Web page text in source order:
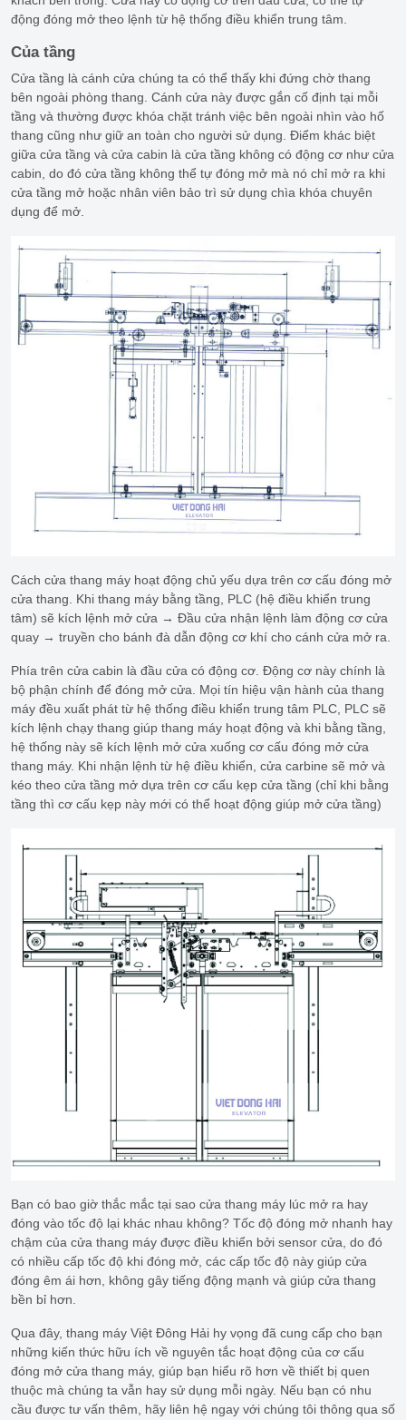
động đóng mở theo lệnh từ hệ thống điều khiển trung tâm.
Của tầng
Cửa tầng là cánh cửa chúng ta có thể thấy khi đứng chờ thang
bên ngoài phòng thang. Cánh cửa này được gắn cố định tại mỗi
tầng và thường được khóa chặt tránh việc bên ngoài nhìn vào hố
thang cũng như giữ an toàn cho người sử dụng. Điểm khác biệt
giữa cửa tầng và cửa cabin là cửa tầng không có động cơ như cửa
cabin, do đó cửa tầng không thể tự đóng mở mà nó chỉ mở ra khi
cửa tầng mở hoặc nhân viên bảo trì sử dụng chìa khóa chuyên
dụng để mở.
Cách cửa thang máy hoạt động chủ yếu dựa trên cơ cấu đóng mở
cửa thang. Khi thang máy bằng tầng, PLC (hệ điều khiển trung
tâm) sẽ kích lệnh mở cửa → Đầu cửa nhận lệnh làm động cơ cửa
quay → truyền cho bánh đà dẫn động cơ khí cho cánh cửa mở ra.
Phía trên cửa cabin là đầu cửa có động cơ. Động cơ này chính là
bộ phận chính để đóng mở cửa. Mọi tín hiệu vận hành của thang
máy đều xuất phát từ hệ thống điều khiển trung tâm PLC, PLC sẽ
kích lệnh chạy thang giúp thang máy hoạt động và khi bằng tầng,
hệ thống này sẽ kích lệnh mở cửa xuống cơ cấu đóng mở cửa
thang máy. Khi nhận lệnh từ hệ điều khiển, cửa carbine sẽ mở và
kéo theo cửa tầng mở dựa trên cơ cấu kẹp cửa tầng (chỉ khi bằng
tầng thì cơ cấu kẹp này mới có thể hoạt động giúp mở cửa tầng)
Bạn có bao giờ thắc mắc tại sao cửa thang máy lúc mở ra hay
đóng vào tốc độ lại khác nhau không? Tốc độ đóng mở nhanh hay
chậm của cửa thang máy được điều khiển bởi sensor cửa, do đó
có nhiều cấp tốc độ khi đóng mở, các cấp tốc độ này giúp cửa
đóng êm ái hơn, không gây tiếng động mạnh và giúp cửa thang
bền bỉ hơn.
Qua đây, thang máy Việt Đông Hải hy vọng đã cung cấp cho bạn
những kiến thức hữu ích về nguyên tắc hoạt động của cơ cấu
đóng mở cửa thang máy, giúp bạn hiểu rõ hơn về thiết bị quen
thuộc mà chúng ta vẫn hay sử dụng mỗi ngày. Nếu bạn có nhu
cầu được tư vấn thêm, hãy liên hệ ngay với chúng tôi thông qua số